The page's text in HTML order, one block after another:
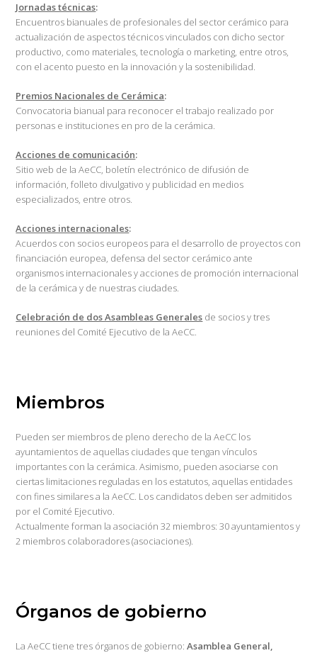
Jornadas técnicas:
Encuentros bianuales de profesionales del sector cerámico para
actualización de aspectos técnicos vinculados con dicho sector
productivo, como materiales, tecnología o marketing, entre otros,
con el acento puesto en la innovación y la sostenibilidad.
Premios Nacionales de Cerámica:
Convocatoria bianual para reconocer el trabajo realizado por
personas e instituciones en pro de la cerámica.
Acciones de comunicación:
Sitio web de la AeCC, boletín electrónico de difusión de
información, folleto divulgativo y publicidad en medios
especializados, entre otros.
Acciones internacionales:
Acuerdos con socios europeos para el desarrollo de proyectos con
financiación europea, defensa del sector cerámico ante
organismos internacionales y acciones de promoción internacional
de la cerámica y de nuestras ciudades.
Celebración de dos Asambleas Generales de socios y tres
reuniones del Comité Ejecutivo de la AeCC.
Miembros
Pueden ser miembros de pleno derecho de la AeCC los
ayuntamientos de aquellas ciudades que tengan vínculos
importantes con la cerámica. Asimismo, pueden asociarse con
ciertas limitaciones reguladas en los estatutos, aquellas entidades
con fines similares a la AeCC. Los candidatos deben ser admitidos
por el Comité Ejecutivo.
Actualmente forman la asociación 32 miembros: 30 ayuntamientos y
2 miembros colaboradores (asociaciones).
Órganos de gobierno
La AeCC tiene tres órganos de gobierno:Asamblea General,